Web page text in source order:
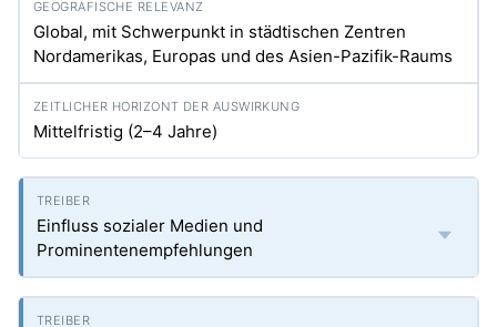
Global, mit Schwerpunkt in städtischen Zentren
Nordamerikas, Europas und des Asien-Pazifik-Raums
Mittelfristig (2–4 Jahre)
Einfluss sozialer Medien und
Prominentenempfehlungen